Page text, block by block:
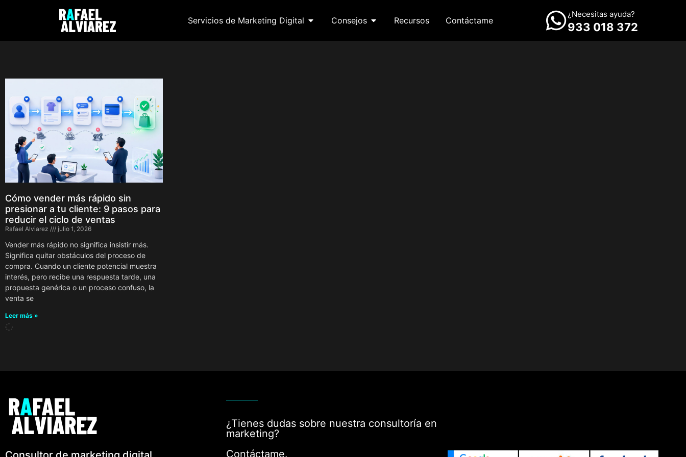
Servicios de Marketing Digital Consejos Recursos Contáctame
¿Necesitas ayuda?
933 018 372
Cómo vender más rápido sin
presionar a tu cliente: 9 pasos para
reducir el ciclo de ventas
Rafael Alviarez julio 1, 2026
Vender más rápido no significa insistir más.
Significa quitar obstáculos del proceso de
compra. Cuando un cliente potencial muestra
interés, pero recibe una respuesta tarde, una
propuesta genérica o un proceso confuso, la
venta se
Leer más »
¿Tienes dudas sobre nuestra consultoría en
marketing?
Contáctame.